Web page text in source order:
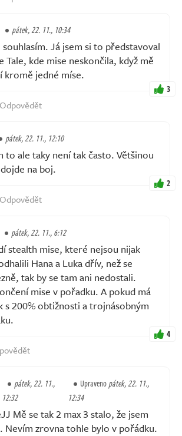
pátek, 22. 11., 10:34
Já jsem si to představoval
Tale, kde mise neskončila, když mě
kromě jedné míse.
3
Odpovědět
pátek, 22. 11., 12:10
to ale taky není tak často. Většinou
na boj.
2
Odpovědět
pátek, 22. 11., 6:12
stealth mise, které nejsou nijak
Hana a Luka dřív, než se
tak by se tam ani nedostali.
mise v pořadku. A pokud má
s 200% obtižnosti a trojnásobným
4
pátek, 22. 11.,
12:32
Upravenopátek, 22. 11.,
12:34
Mě se tak 2 max 3 stalo, že jsem
Nevím zrovna tohle bylo v pořádku.